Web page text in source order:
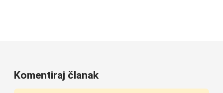
Komentiraj članak